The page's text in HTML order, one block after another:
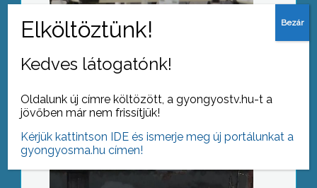
Kedves látogatónk!
Oldalunk új címre költözött, a gyongyostv.hu-t a
jövőben már nem frissítjük!
Kérjük kattintson IDE és ismerje meg új portálunkat a
gyongyosma.hu címen!